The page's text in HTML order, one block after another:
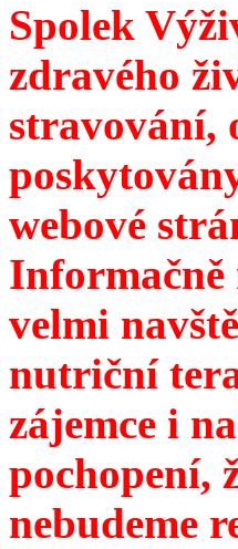
Spolek
zdravého
stravování,
webové
Informačně
velmi
nutriční
zájemce i
pochopení,
nebudeme